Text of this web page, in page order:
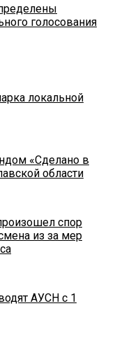
голосования
локальной
«Сделано в
области
спор
из за мер
АУСН с 1